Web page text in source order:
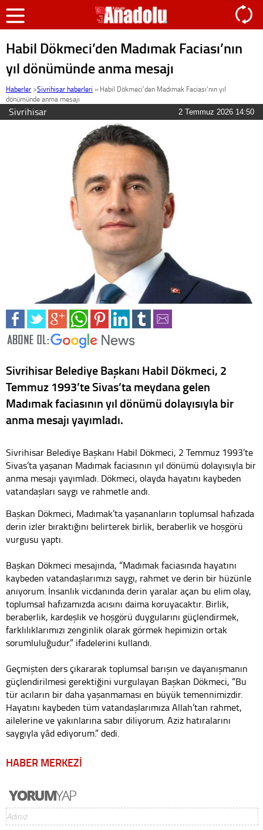
Habil Dökmeci’den Madımak Faciası’nın
yıl dönümünde anma mesajı
Haberler >Sivrihisar haberleri » Habil Dökmeci’den Madımak Faciası’nın yıl
dönümünde anma mesajı
Sivrihisar 2 Temmuz 2026 14:50
Sivrihisar Belediye Başkanı Habil Dökmeci, 2
Temmuz 1993’te Sivas’ta meydana gelen
Madımak faciasının yıl dönümü dolayısıyla bir
anma mesajı yayımladı.
Sivrihisar Belediye Başkanı Habil Dökmeci, 2 Temmuz 1993’te
Sivas’ta yaşanan Madımak faciasının yıl dönümü dolayısıyla bir
anma mesajı yayımladı. Dökmeci, olayda hayatını kaybeden
vatandaşları saygı ve rahmetle andı.
Başkan Dökmeci, Madımak’ta yaşananların toplumsal hafızada
derin izler bıraktığını belirterek birlik, beraberlik ve hoşgörü
vurgusu yaptı.
Başkan Dökmeci mesajında, “Madımak faciasında hayatını
kaybeden vatandaşlarımızı saygı, rahmet ve derin bir hüzünle
anıyorum. İnsanlık vicdanında derin yaralar açan bu elim olay,
toplumsal hafızamızda acısını daima koruyacaktır. Birlik,
beraberlik, kardeşlik ve hoşgörü duygularını güçlendirmek,
farklılıklarımızı zenginlik olarak görmek hepimizin ortak
sorumluluğudur.” ifadelerini kullandı.
Geçmişten ders çıkararak toplumsal barışın ve dayanışmanın
güçlendirilmesi gerektiğini vurgulayan Başkan Dökmeci, “Bu
tür acıların bir daha yaşanmaması en büyük temennimizdir.
Hayatını kaybeden tüm vatandaşlarımıza Allah’tan rahmet,
ailelerine ve yakınlarına sabır diliyorum. Aziz hatıralarını
saygıyla yâd ediyorum.” dedi.
HABER MERKEZİ